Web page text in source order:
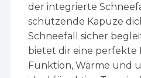
der integrierte
schützende Kapuze
Schneefall sicher
bietet dir eine perfekte
Funktion, Wärme und